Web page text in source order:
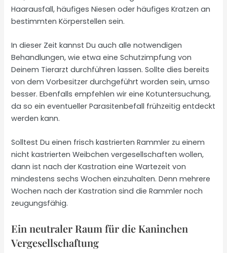
Haarausfall, häufiges Niesen oder häufiges Kratzen an
bestimmten Körperstellen sein.
In dieser Zeit kannst Du auch alle notwendigen
Behandlungen, wie etwa eine Schutzimpfung von
Deinem Tierarzt durchführen lassen. Sollte dies bereits
von dem Vorbesitzer durchgeführt worden sein, umso
besser. Ebenfalls empfehlen wir eine Kotuntersuchung,
da so ein eventueller Parasitenbefall frühzeitig entdeckt
werden kann.
Solltest Du einen frisch kastrierten Rammler zu einem
nicht kastrierten Weibchen vergesellschaften wollen,
dann ist nach der Kastration eine Wartezeit von
mindestens sechs Wochen einzuhalten. Denn mehrere
Wochen nach der Kastration sind die Rammler noch
zeugungsfähig.
Ein neutraler Raum für die Kaninchen
Vergesellschaftung